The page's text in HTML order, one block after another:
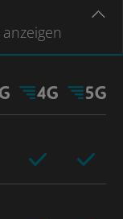
anzeigen